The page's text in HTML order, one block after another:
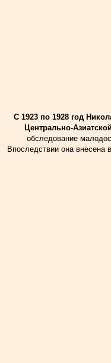
С 1923 по 1928 год
Центрально-
обследование
Впоследствии она внесена